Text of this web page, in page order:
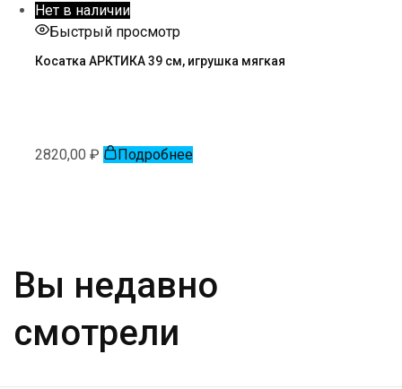
Нет в наличии
Быстрый просмотр
Косатка АРКТИКА 39 см, игрушка мягкая
2820,00 ₽ Подробнее
Вы недавно
смотрели